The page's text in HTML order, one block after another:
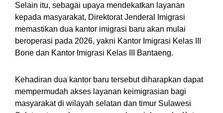
Selain itu, sebagai upaya mendekatkan layanan
kepada masyarakat, Direktorat Jenderal Imigrasi
memastikan dua kantor imigrasi baru akan mulai
beroperasi pada 2026, yakni Kantor Imigrasi Kelas III
Bone dan Kantor Imigrasi Kelas III Bantaeng.
Kehadiran dua kantor baru tersebut diharapkan dapat
mempermudah akses layanan keimigrasian bagi
masyarakat di wilayah selatan dan timur Sulawesi